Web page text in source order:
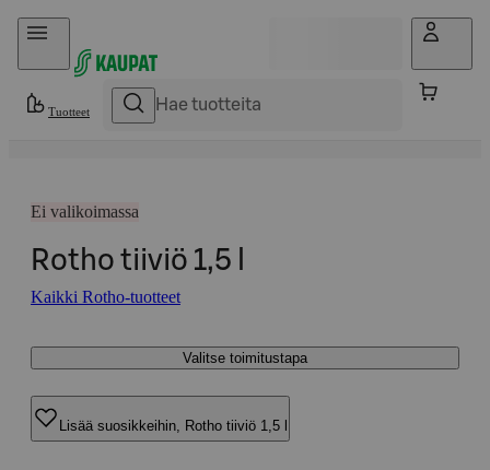
Hyppää sisältöön
Tuotteet
Ei valikoimassa
Rotho tiiviö 1,5 l
Kaikki Rotho-tuotteet
Valitse toimitustapa
Lisää suosikkeihin, Rotho tiiviö 1,5 l